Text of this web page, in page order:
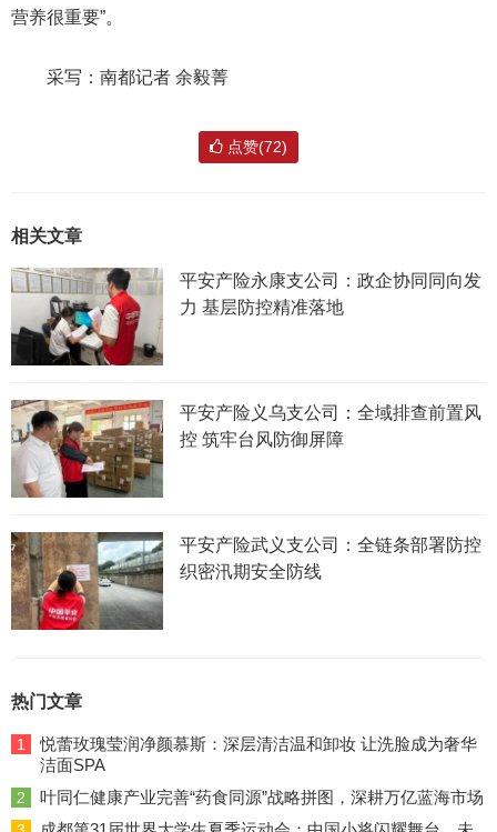
营养很重要”。
采写：南都记者 余毅菁
点赞(72)
相关文章
平安产险永康支公司：政企协同同向发
力 基层防控精准落地
平安产险义乌支公司：全域排查前置风
控 筑牢台风防御屏障
平安产险武义支公司：全链条部署防控
织密汛期安全防线
热门文章
1
悦蕾玫瑰莹润净颜慕斯：深层清洁温和卸妆 让洗脸成为奢华
洁面SPA
2 叶同仁健康产业完善“药食同源”战略拼图，深耕万亿蓝海市场